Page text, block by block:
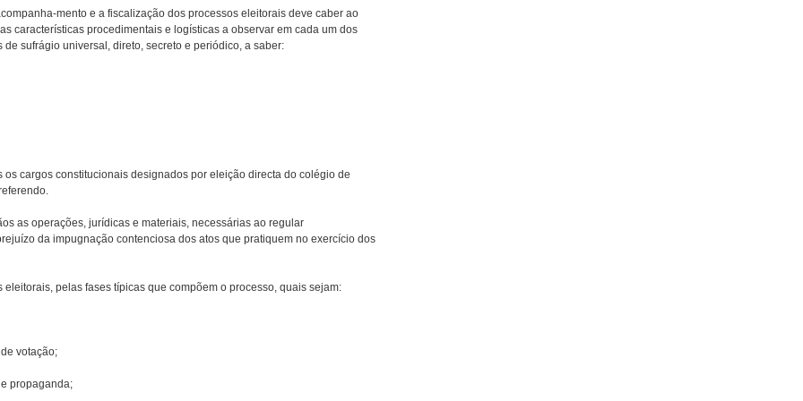
mento e a fiscalização dos processos eleitorais deve caber ao
características procedimentais e logísticas a observar em cada um dos
sufrágio universal, direto, secreto e periódico, a saber:
cargos constitucionais designados por eleição directa do colégio de
as operações, jurídicas e materiais, necessárias ao regular
da impugnação contenciosa dos atos que pratiquem no exercício dos
pelas fases típicas que compõem o processo, quais sejam:
votação;
propaganda;